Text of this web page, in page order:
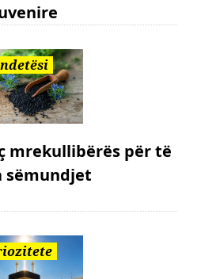
mrekullibërës për të
sëmundjet